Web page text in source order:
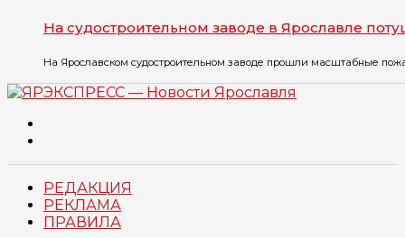
На судостроительном заводе в Ярославле
На Ярославском судостроительном заводе прошли масштабные
РЕДАКЦИЯ
РЕКЛАМА
ПРАВИЛА